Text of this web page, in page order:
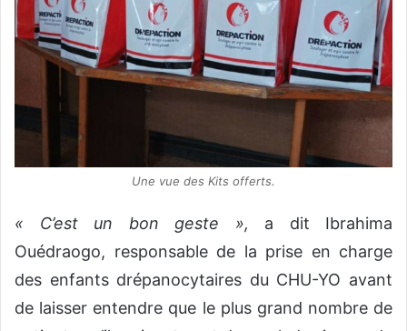
Une vue des Kits offerts.
« C’est un bon geste », a dit Ibrahima
Ouédraogo, responsable de la prise en charge
des enfants drépanocytaires du CHU-YO avant
de laisser entendre que le plus grand nombre de